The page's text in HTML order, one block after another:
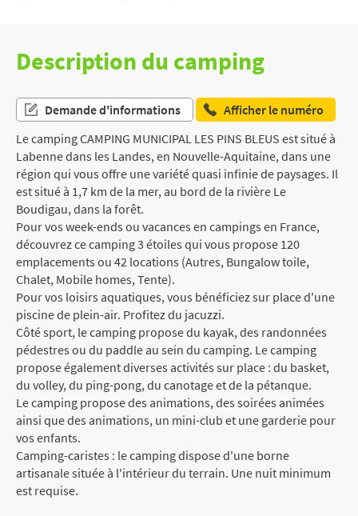
Description du camping
Demande d'informations
Afficher le numéro
Le camping CAMPING MUNICIPAL LES PINS BLEUS est situé à
Labenne dans les Landes, en Nouvelle-Aquitaine, dans une
région qui vous offre une variété quasi infinie de paysages. Il
est situé à 1,7 km de la mer, au bord de la rivière Le
Boudigau, dans la forêt.
Pour vos week-ends ou vacances en campings en France,
découvrez ce camping 3 étoiles qui vous propose 120
emplacements ou 42 locations (Autres, Bungalow toile,
Chalet, Mobile homes, Tente).
Pour vos loisirs aquatiques, vous bénéficiez sur place d'une
piscine de plein-air. Profitez du jacuzzi.
Côté sport, le camping propose du kayak, des randonnées
pédestres ou du paddle au sein du camping. Le camping
propose également diverses activités sur place : du basket,
du volley, du ping-pong, du canotage et de la pétanque.
Le camping propose des animations, des soirées animées
ainsi que des animations, un mini-club et une garderie pour
vos enfants.
Camping-caristes : le camping dispose d'une borne
artisanale située à l'intérieur du terrain. Une nuit minimum
est requise.